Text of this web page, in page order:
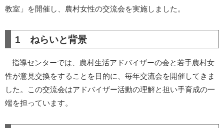
教室」を開催し、農村女性の交流会を実施しました。
1 ねらいと背景
指導センターでは、農村生活アドバイザーの会と若手農村女
性が意見交換をすることを目的に、毎年交流会を開催してきま
した。この交流会はアドバイザー活動の理解と担い手育成の一
端を担っています。